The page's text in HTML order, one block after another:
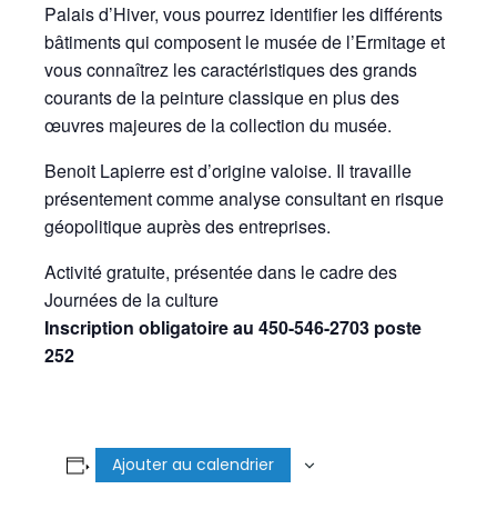
Palais d’Hiver, vous pourrez identifier les différents
bâtiments qui composent le musée de l’Ermitage et
vous connaîtrez les caractéristiques des grands
courants de la peinture classique en plus des
œuvres majeures de la collection du musée.
Benoit Lapierre est d’origine valoise. Il travaille
présentement comme analyse consultant en risque
géopolitique auprès des entreprises.
Activité gratuite, présentée dans le cadre des
Journées de la culture
Inscription obligatoire au 450-546-2703 poste
252
Ajouter au calendrier